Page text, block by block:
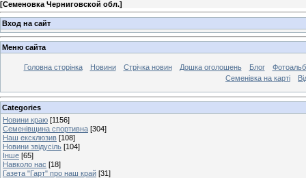
[Семеновка Черниговской обл.]
Вход на сайт
Меню сайта
Головна сторінка Новини Стрічка новин Дошка оголошень Блог
Семенівка на карті
Categories
Новини краю [1156]
Семенівщина спортивна [304]
Наш ексклюзив [108]
Новини звідусіль [104]
Інше [65]
Навколо нас [18]
Газета "Гарт" про наш край [31]